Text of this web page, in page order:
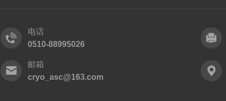
电话
0510-88995026
邮箱
cryo_asc@163.com